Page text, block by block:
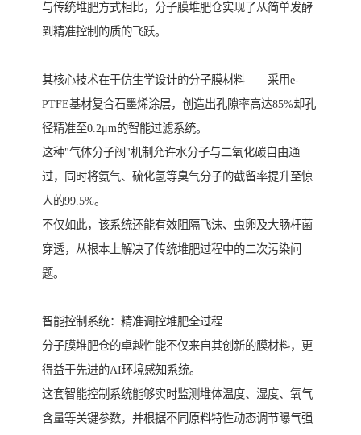
与传统堆肥方式相比，分子膜堆肥仓实现了从简单发酵
到精准控制的质的飞跃。
其核心技术在于仿生学设计的分子膜材料——采用e-
PTFE基材复合石墨烯涂层，创造出孔隙率高达85%却孔
径精准至0.2μm的智能过滤系统。
这种"气体分子阀"机制允许水分子与二氧化碳自由通
过，同时将氨气、硫化氢等臭气分子的截留率提升至惊
人的99.5%。
不仅如此，该系统还能有效阻隔飞沫、虫卵及大肠杆菌
穿透，从根本上解决了传统堆肥过程中的二次污染问
题。
智能控制系统：精准调控堆肥全过程
分子膜堆肥仓的卓越性能不仅来自其创新的膜材料，更
得益于先进的AI环境感知系统。
这套智能控制系统能够实时监测堆体温度、湿度、氧气
含量等关键参数，并根据不同原料特性动态调节曝气强